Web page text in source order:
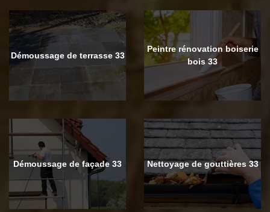
Démoussage de terrasse 33
Peintre rénovation boiserie
bois 33
Démoussage de façade 33 Nettoyage de gouttières 33